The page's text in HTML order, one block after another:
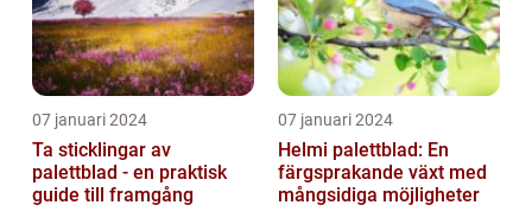
07 januari 2024
Ta sticklingar av
palettblad - en praktisk
guide till framgång
07 januari 2024
Helmi palettblad: En
färgsprakande växt med
mångsidiga möjligheter